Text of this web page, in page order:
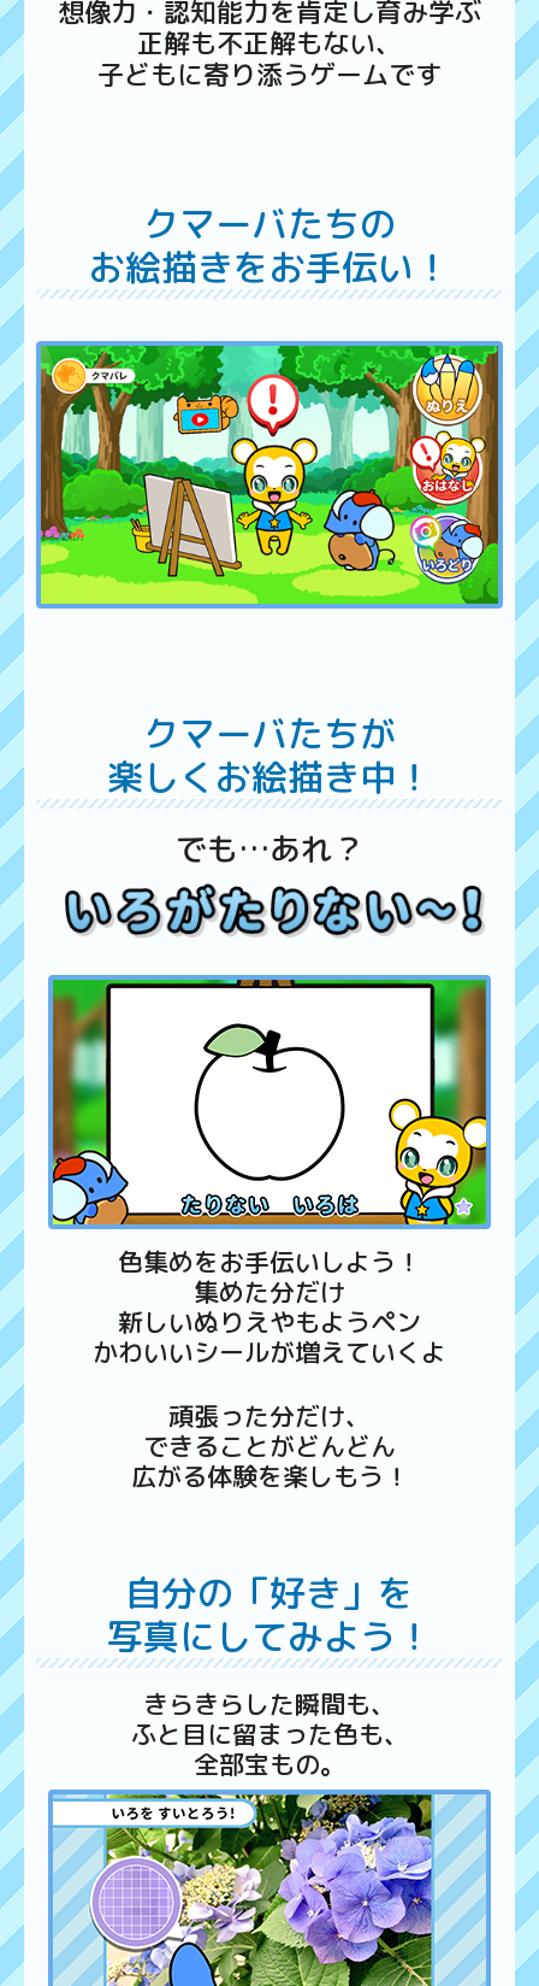
想像力・認知能力を肯定し育み学ぶ
正解も不正解もない、
子どもに寄り添うゲームです
クマーバたちの
お絵描きをお手伝い！
クマーバたちが
楽しくお絵描き中！
でも…あれ？
色集めをお手伝いしよう！
集めた分だけ
新しいぬりえやもようペン
かわいいシールが増えていくよ
頑張った分だけ、
できることがどんどん
広がる体験を楽しもう！
自分の「好き」を
写真にしてみよう！
きらきらした瞬間も、
ふと目に留まった色も、
全部宝もの。